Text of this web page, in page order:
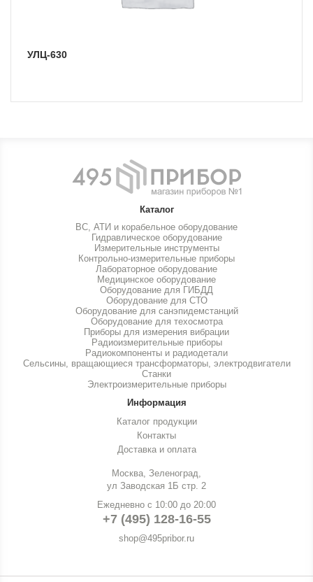
УЛЦ-630
Каталог
ВС, АТИ и корабельное оборудование
Гидравлическое оборудование
Измерительные инструменты
Контрольно-измерительные приборы
Лабораторное оборудование
Медицинское оборудование
Оборудование для ГИБДД
Оборудование для СТО
Оборудование для санэпидемстанций
Оборудование для техосмотра
Приборы для измерения вибрации
Радиоизмерительные приборы
Радиокомпоненты и радиодетали
Сельсины, вращающиеся трансформаторы, электродвигатели
Станки
Электроизмерительные приборы
Информация
Каталог продукции
Контакты
Доставка и оплата
Москва, Зеленоград,
ул Заводская 1Б стр. 2
Ежедневно с 10:00 до 20:00
+7 (495) 128-16-55
shop@495pribor.ru